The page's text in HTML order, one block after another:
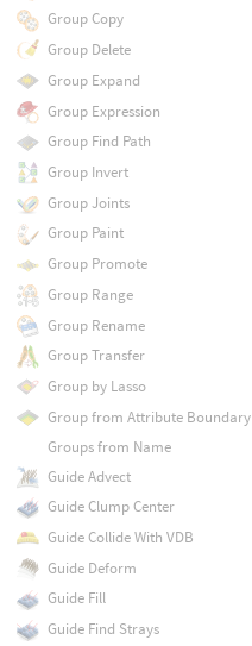
Group Copy
Group Delete
Group Expand
Group Expression
Group Find Path
Group Invert
Group Joints
Group Paint
Group Promote
Group Range
Group Rename
Group Transfer
Group by Lasso
Group from Attribute Boundary
Groups from Name
Guide Advect
Guide Clump Center
Guide Collide With VDB
Guide Deform
Guide Fill
Guide Find Strays